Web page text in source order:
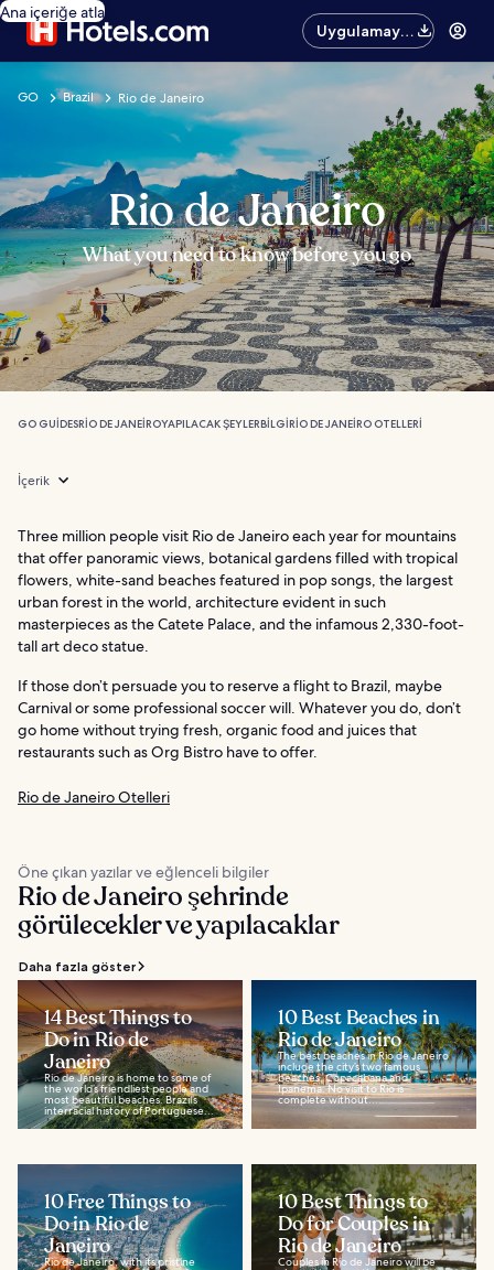
Ana içeriğe atla
Uygulamayı
edinin
GO Brazil Rio de Janeiro
Rio de Janeiro
What you need to know before you go
GO GUIDESRIO DE JANEIROYAPILACAK ŞEYLERBILGIRIO DE JANEIRO OTELLERI
İçerik
Three million people visit Rio de Janeiro each year for mountains
that offer panoramic views, botanical gardens filled with tropical
flowers, white-sand beaches featured in pop songs, the largest
urban forest in the world, architecture evident in such
masterpieces as the Catete Palace, and the infamous 2,330-foot-
tall art deco statue.
If those don’t persuade you to reserve a flight to Brazil, maybe
Carnival or some professional soccer will. Whatever you do, don’t
go home without trying fresh, organic food and juices that
restaurants such as Org Bistro have to offer.
Rio de Janeiro Otelleri
Öne çıkan yazılar ve eğlenceli bilgiler
Rio de Janeiro şehrinde
görülecekler ve yapılacaklar
Daha fazla göster
14 Best Things to
Do in Rio de
Janeiro
Rio de Janeiro is home to some of
the world’s friendliest people and
most beautiful beaches. Brazil’s
interracial history of Portuguese...
10 Best Beaches in
Rio de Janeiro
The best beaches in Rio de Janeiro
include the city’s two famous
beaches, Copacabana and
Ipanema. No visit to Rio is
complete without...
10 Free Things to
Do in Rio de
Janeiro
Rio de Janeiro, with its pristine
10 Best Things to
Do for Couples in
Rio de Janeiro
Couples in Rio de Janeiro will be